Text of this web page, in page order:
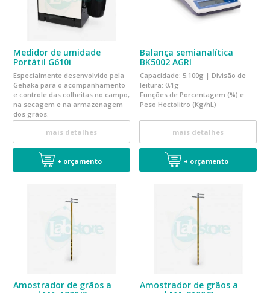
Medidor de umidade
Portátil G610i
Especialmente desenvolvido pela
Gehaka para o acompanhamento
e controle das colheitas no campo,
na secagem e na armazenagem
dos grãos.
mais detalhes
+ orçamento
Balança semianalítica
BK5002 AGRI
Capacidade: 5.100g | Divisão de
leitura: 0,1g
Funções de Porcentagem (%) e
Peso Hectolitro (Kg/hL)
mais detalhes
+ orçamento
Amostrador de grãos a
Amostrador de grãos a